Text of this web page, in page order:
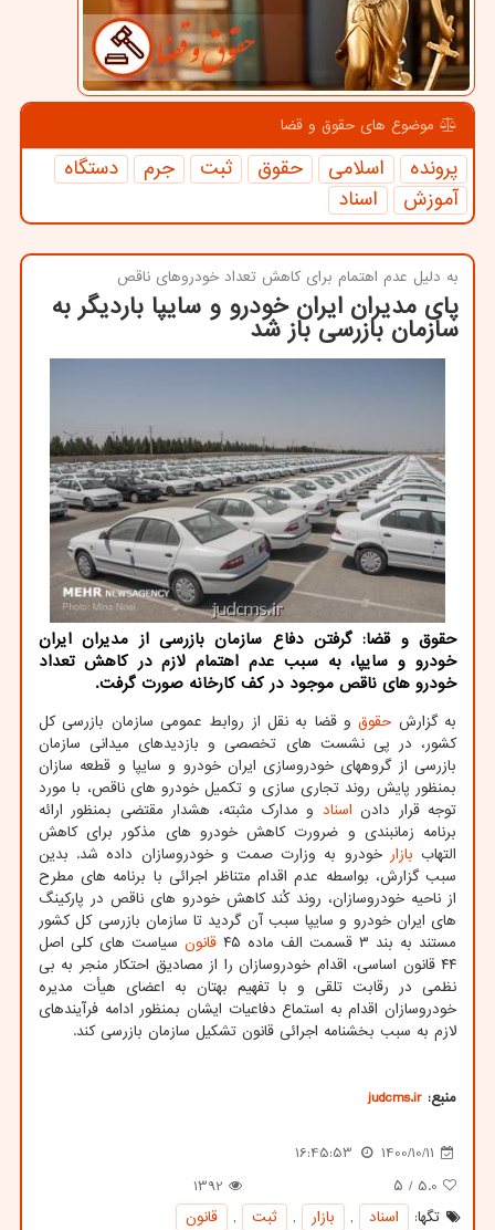
موضوع های حقوق و قضا
پرونده اسلامی حقوق ثبت جرم
دستگاه
آموزش
اسناد
به دلیل عدم اهتمام برای كاهش تعداد خودروهای ناقص
پای مدیران ایران خودرو و سایپا باردیگر به
سازمان بازرسی باز شد
حقوق و قضا: گرفتن دفاع سازمان بازرسی از مدیران ایران
خودرو و سایپا، به سبب عدم اهتمام لازم در کاهش تعداد
خودرو های ناقص موجود در کف کارخانه صورت گرفت.
به گزارش حقوقو قضا به نقل از روابط عمومی سازمان بازرسی کل
کشور، در پی نشست های تخصصی و بازدیدهای میدانی سازمان
بازرسی از گروههای خودروسازی ایران خودرو و سایپا و قطعه سازان
بمنظور پایش روند تجاری سازی و تکمیل خودرو های ناقص، با مورد
توجه قرار دادن اسناد و مدارک مثبته، هشدار مقتضی بمنظور ارائه
برنامه زمانبندی و ضرورت کاهش خودرو های مذکور برای کاهش
التهاب بازار خودرو به وزارت صمت و خودروسازان داده شد. بدین
سبب گزارش، بواسطه عدم اقدام متناظر اجرائی با برنامه های مطرح
از ناحیه خودروسازان، روند کُند کاهش خودرو های ناقص در پارکینگ
های ایران خودرو و سایپا سبب آن گردید تا سازمان بازرسی کل کشور
مستند به بند ۳ قسمت الف ماده ۴۵
قانون سیاست های کلی اصل
۴۴ قانون اساسی، اقدام خودروسازان را از مصادیق احتکار منجر به بی
نظمی در رقابت تلقی و با تفهیم بهتان به اعضای هیأت مدیره
خودروسازان اقدام به استماع دفاعیات ایشان بمنظور ادامه فرآیندهای
لازم به سبب بخشنامه اجرائی قانون تشکیل سازمان بازرسی کند.
منبع: judcms.ir
1400/10/11
16:45:53
5.0 / ۵
1392
تگها:
اسناد , بازار , ثبت ,
قانون